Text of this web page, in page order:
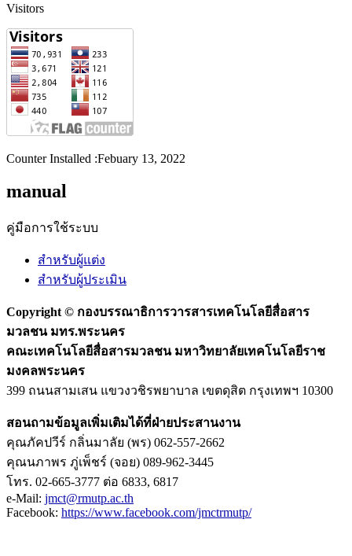
Visitors
Counter Installed :Febuary 13, 2022
manual
คู่มือการใช้ระบบ
สำหรับผู้แต่ง
สำหรับผู้ประเมิน
Copyright © กองบรรณาธิการวารสารเทคโนโลยีสื่อสาร
มวลชน มทร.พระนคร
คณะเทคโนโลยีสื่อสารมวลชน มหาวิทยาลัยเทคโนโลยีราช
มงคลพระนคร
399 ถนนสามเสน แขวงวชิรพยาบาล เขตดุสิต กรุงเทพฯ 10300
สอนถามข้อมูลเพิ่มเติมได้ที่ฝ่ายประสานงาน
คุณภัคปวีร์ กลิ่นมาลัย (พร) 062-557-2662
คุณนภาพร ภู่เพ็ชร์ (จอย) 089-962-3445
โทร. 02-665-3777 ต่อ 6833, 6817
e-Mail: jmct@rmutp.ac.th
Facebook: https://www.facebook.com/jmctrmutp/